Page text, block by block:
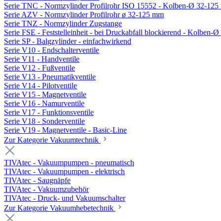
Serie TNC - Normzylinder Profilrohr ISO 15552 - Kolben-Ø 32-125
Serie AZV - Normzylinder Profilrohr ø 32-125 mm
Serie TNZ - Normzylinder Zugstange
Serie FSE - Feststelleinheit - bei Druckabfall blockierend - Kolben-Ø
Serie SP - Balgzylinder - einfachwirkend
Serie V10 - Endschalterventile
Serie V11 - Handventile
Serie V12 - Fußventile
Serie V13 - Pneumatikventile
Serie V14 - Pilotventile
Serie V15 - Magnetventile
Serie V16 - Namurventile
Serie V17 - Funktionsventile
Serie V18 - Sonderventile
Serie V19 - Magnetventile - Basic-Line
Zur Kategorie Vakuumtechnik
TIVAtec - Vakuumpumpen - pneumatisch
TIVAtec - Vakuumpumpen - elektrisch
TIVAtec - Saugnäpfe
TIVAtec - Vakuumzubehör
TIVAtec - Druck- und Vakuumschalter
Zur Kategorie Vakuumhebetechnik